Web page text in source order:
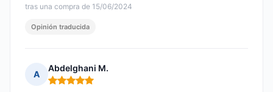
tras una compra de 15/06/2024
Opinión traducida
A
Abdelghani M.
Nota: 5 de 5